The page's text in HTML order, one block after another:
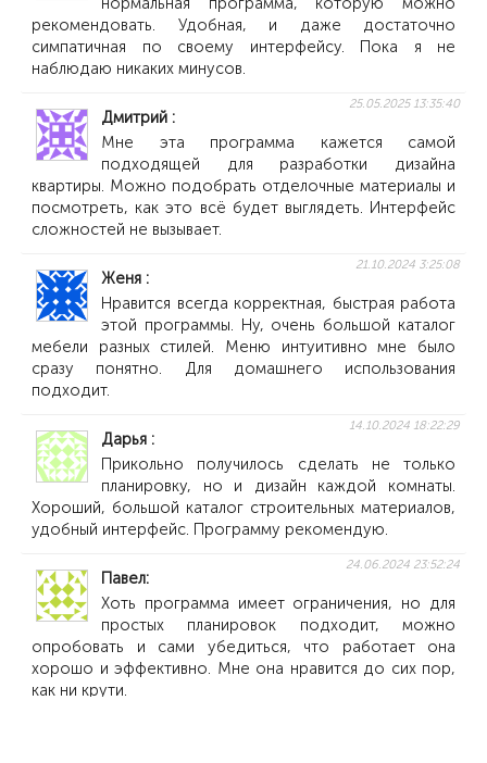
рекомендовать. Удобная, и даже достаточно
симпатичная по своему интерфейсу. Пока я не
наблюдаю никаких минусов.
Дмитрий
25.05.2025 13:35:40
Мне эта программа кажется самой
подходящей для разработки дизайна
квартиры. Можно подобрать отделочные материалы и
посмотреть, как это всё будет выглядеть. Интерфейс
сложностей не вызывает.
Женя
21.10.2024 3:25:08
Нравится всегда корректная, быстрая работа
этой программы. Ну, очень большой каталог
мебели разных стилей. Меню интуитивно мне было
сразу понятно. Для домашнего использования
подходит.
Дарья
14.10.2024 18:22:29
Прикольно получилось сделать не только
планировку, но и дизайн каждой комнаты.
Хороший, большой каталог строительных материалов,
удобный интерфейс. Программу рекомендую.
Павел
24.06.2024 23:52:24
Хоть программа имеет ограничения, но для
простых планировок подходит, можно
опробовать и сами убедиться, что работает она
хорошо и эффективно. Мне она нравится до сих пор,
как ни крути.